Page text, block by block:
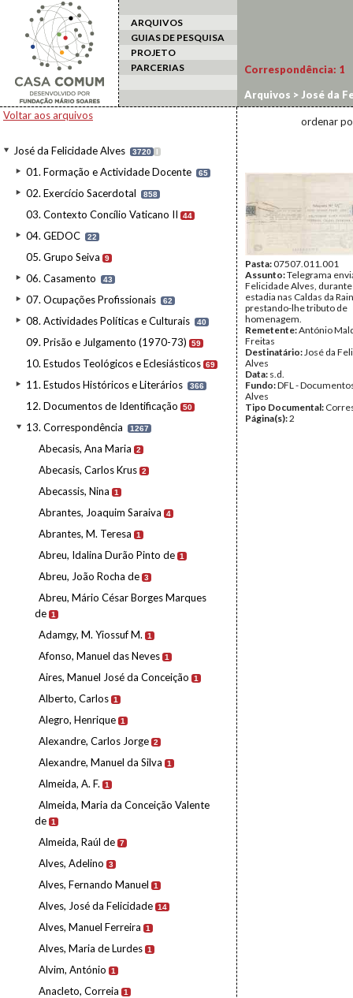
ARQUIVOS
GUIAS DE PESQUISA
PROJETO
PARCERIAS
Voltar aos arquivos
José da Felicidade Alves 3720 I
01. Formação e Actividade Docente 65
02. Exercício Sacerdotal 858
03. Contexto Concílio Vaticano II 44
04. GEDOC 22
05. Grupo Seiva 9
06. Casamento 43
07. Ocupações Profissionais 62
08. Actividades Políticas e Culturais 40
09. Prisão e Julgamento (1970-73) 59
10. Estudos Teológicos e Eclesiásticos 69
11. Estudos Históricos e Literários 366
12. Documentos de Identificação 50
13. Correspondência 1267
Abecasis, Ana Maria 2
Abecasis, Carlos Krus 2
Abecassis, Nina 1
Abrantes, Joaquim Saraiva 4
Abrantes, M. Teresa 1
Abreu, Idalina Durão Pinto de 1
Abreu, João Rocha de 3
Abreu, Mário César Borges Marques
de 1
Adamgy, M. Yiossuf M. 1
Afonso, Manuel das Neves 1
Aires, Manuel José da Conceição 1
Alberto, Carlos 1
Alegro, Henrique 1
Alexandre, Carlos Jorge 2
Alexandre, Manuel da Silva 1
Almeida, A. F. 1
Almeida, Maria da Conceição Valente
de 1
Almeida, Raúl de 7
Alves, Adelino 3
Alves, Fernando Manuel 1
Alves, José da Felicidade 14
Alves, Manuel Ferreira 1
Alves, Maria de Lurdes 1
Alvim, António 1
Anacleto, Correia 1
Correspondência: 1
Arquivos > José da
ordenar
Pasta:07507.011.001
Assunto:Telegrama
Felicidade Alves,
estadia nas Caldas da
prestando-lhe tributo de
homenagem.
Remetente:António
Freitas
Destinatário:José da
Alves
Data: s.d.
Fundo:DFL -
Alves
Tipo Documental:
Página(s):2